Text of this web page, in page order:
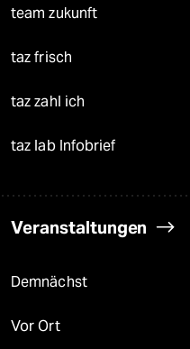
team zukunft
taz frisch
taz zahl ich
taz lab Infobrief
Veranstaltungen
Demnächst
Vor Ort